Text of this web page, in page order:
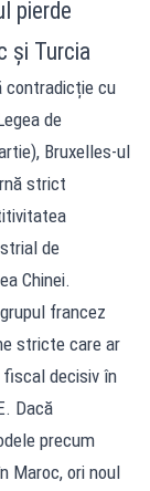
pierde
și Turcia
contradicție cu
de
Bruxelles-ul
strict
de
Chinei.
francez
stricte care ar
fiscal decisiv în
Dacă
precum
Maroc, ori noul